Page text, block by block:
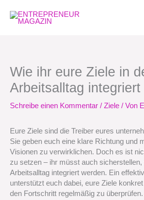
Inhalt
springen
Wie ihr eure Ziele in
Arbeitsalltag integriert
Schreibe einen Kommentar / Ziele / Von
Eure Ziele sind die Treiber eures
Sie geben euch eine klare Richtung und
Visionen zu verwirklichen. Doch es ist
zu setzen – ihr müsst auch
Arbeitsalltag integriert werden. Ein
unterstützt euch dabei, eure Ziele
den Fortschritt regelmäßig zu